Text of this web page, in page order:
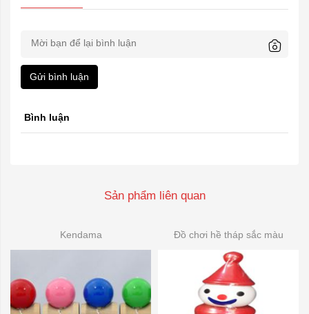
Gửi bình luận
Bình luận
Sản phẩm liên quan
Kendama Đồ chơi hề tháp sắc màu